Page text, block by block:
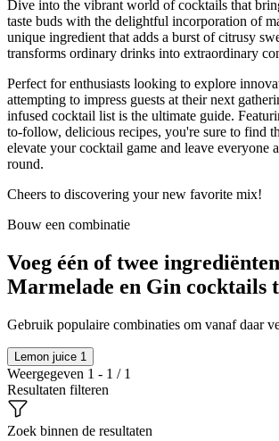
Dive into the vibrant world of cocktails that
taste buds with the delightful incorporation of
unique ingredient that adds a burst of citrusy
transforms ordinary drinks into extraordinary
Perfect for enthusiasts looking to explore
attempting to impress guests at their next
infused cocktail list is the ultimate guide.
to-follow, delicious recipes, you're sure to find
elevate your cocktail game and leave everyone
round.
Cheers to discovering your new favorite mix!
Bouw een combinatie
Voeg één of twee
Marmelade en Gin cocktails
Gebruik populaire combinaties om vanaf daar
Lemon juice 1
Weergegeven 1 - 1 / 1
Resultaten filteren
Zoek binnen de resultaten